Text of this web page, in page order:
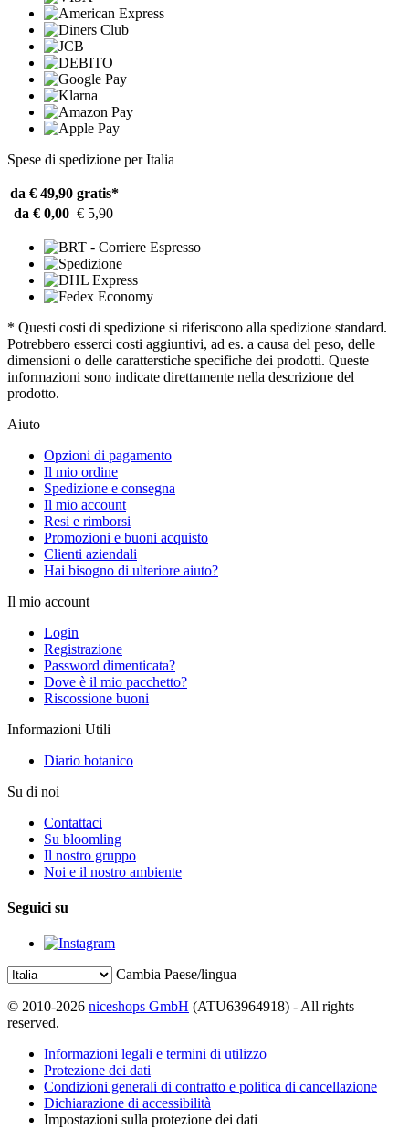
Spese di spedizione per Italia
da € 49,90 gratis*
da € 0,00 € 5,90
* Questi costi di spedizione si riferiscono alla spedizione standard.
Potrebbero esserci costi aggiuntivi, ad es. a causa del peso, delle
dimensioni o delle caratterstiche specifiche dei prodotti. Queste
informazioni sono indicate direttamente nella descrizione del
prodotto.
Aiuto
Opzioni di pagamento
Il mio ordine
Spedizione e consegna
Il mio account
Resi e rimborsi
Promozioni e buoni acquisto
Clienti aziendali
Hai bisogno di ulteriore aiuto?
Il mio account
Login
Registrazione
Password dimenticata?
Dove è il mio pacchetto?
Riscossione buoni
Informazioni Utili
Diario botanico
Su di noi
Contattaci
Su bloomling
Il nostro gruppo
Noi e il nostro ambiente
Seguici su
Cambia Paese/lingua
© 2010-2026 niceshops GmbH (ATU63964918) - All rights
reserved.
Informazioni legali e termini di utilizzo
Protezione dei dati
Condizioni generali di contratto e politica di cancellazione
Dichiarazione di accessibilità
Impostazioni sulla protezione dei dati